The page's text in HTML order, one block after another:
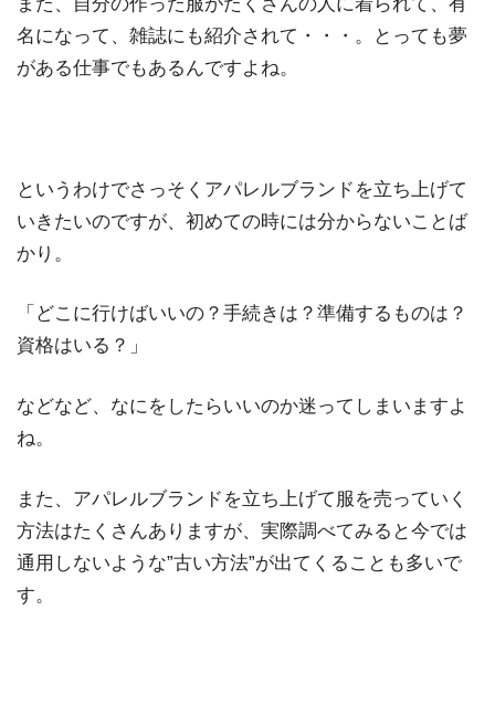
また、自分の作った服がたくさんの人に着られて、有
名になって、雑誌にも紹介されて・・・。とっても夢
がある仕事でもあるんですよね。
というわけでさっそくアパレルブランドを立ち上げて
いきたいのですが、初めての時には分からないことば
かり。
「どこに行けばいいの？手続きは？準備するものは？
資格はいる？」
などなど、なにをしたらいいのか迷ってしまいますよ
ね。
また、アパレルブランドを立ち上げて服を売っていく
方法はたくさんありますが、実際調べてみると今では
通用しないような”古い方法”が出てくることも多いで
す。